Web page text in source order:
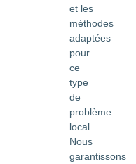
et les
méthodes
adaptées
pour
ce
type
de
problème
local.
Nous
garantissons